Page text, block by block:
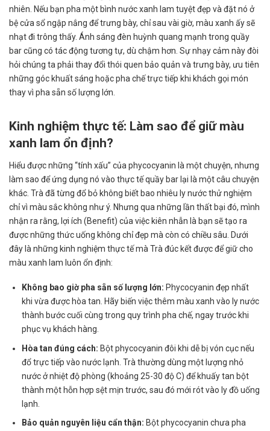
nhiên. Nếu bạn pha một bình nước xanh lam tuyệt đẹp và đặt nó ở
bệ cửa sổ ngập nắng để trưng bày, chỉ sau vài giờ, màu xanh ấy sẽ
nhạt đi trông thấy. Ánh sáng đèn huỳnh quang mạnh trong quầy
bar cũng có tác động tương tự, dù chậm hơn. Sự nhạy cảm này đòi
hỏi chúng ta phải thay đổi thói quen bảo quản và trưng bày, ưu tiên
những góc khuất sáng hoặc pha chế trực tiếp khi khách gọi món
thay vì pha sẵn số lượng lớn.
Kinh nghiệm thực tế: Làm sao để giữ màu
xanh lam ổn định?
Hiểu được những “tính xấu” của phycocyanin là một chuyện, nhưng
làm sao để ứng dụng nó vào thực tế quầy bar lại là một câu chuyện
khác. Trà đã từng đổ bỏ không biết bao nhiêu ly nước thử nghiệm
chỉ vì màu sắc không như ý. Nhưng qua những lần thất bại đó, mình
nhận ra rằng, lợi ích (Benefit) của việc kiên nhẫn là bạn sẽ tạo ra
được những thức uống không chỉ đẹp mà còn có chiều sâu. Dưới
đây là những kinh nghiệm thực tế mà Trà đúc kết được để giữ cho
màu xanh lam luôn ổn định:
Không bao giờ pha sẵn số lượng lớn: Phycocyanin đẹp nhất
khi vừa được hòa tan. Hãy biến việc thêm màu xanh vào ly nước
thành bước cuối cùng trong quy trình pha chế, ngay trước khi
phục vụ khách hàng.
Hòa tan đúng cách: Bột phycocyanin đôi khi dễ bị vón cục nếu
đổ trực tiếp vào nước lạnh. Trà thường dùng một lượng nhỏ
nước ở nhiệt độ phòng (khoảng 25-30 độ C) để khuấy tan bột
thành một hỗn hợp sệt mịn trước, sau đó mới rót vào ly đồ uống
lạnh.
Bảo quản nguyên liệu cẩn thận: Bột phycocyanin chưa pha